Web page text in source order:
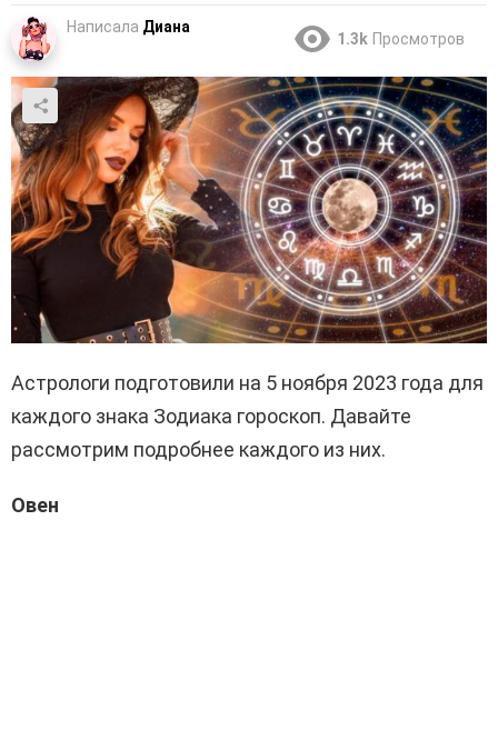
Написала Диана
1.3k Просмотров
Астрологи подготовили на 5 ноября 2023 года для
каждого знака Зодиака гороскоп. Давайте
рассмотрим подробнее каждого из них.
Овен